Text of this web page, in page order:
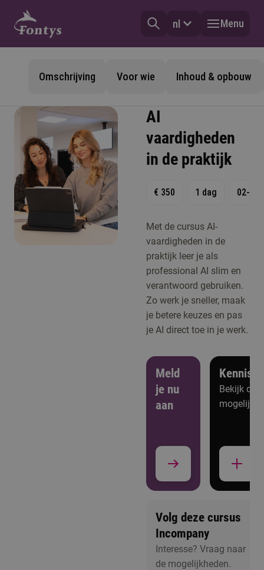
nl Menu
Omschrijving Voor wie Inhoud & opbouw
AI
vaardigheden
in de praktijk
€ 350 1 dag 02-
Met de cursus AI-
vaardigheden in de
praktijk leer je als
professional AI slim en
verantwoord gebruiken.
Zo werk je sneller, maak
je betere keuzes en pas
je AI direct toe in je werk.
Meld
je nu
aan
Bekijk de
Volg deze cursus
Incompany
Interesse? Vraag naar
de mogelijkheden.